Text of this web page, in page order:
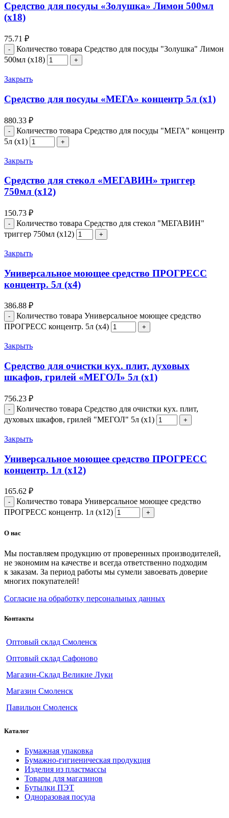
Средство для посуды «Золушка» Лимон 500мл
(х18)
75.71 ₽
Количество товара Средство для посуды "Золушка" Лимон
500мл (х18)
Закрыть
Средство для посуды «МЕГА» концентр 5л (х1)
880.33 ₽
Количество товара Средство для посуды "МЕГА" концентр
5л (х1)
Закрыть
Средство для стекол «МЕГАВИН» триггер
750мл (х12)
150.73 ₽
Количество товара Средство для стекол "МЕГАВИН"
триггер 750мл (х12)
Закрыть
Универсальное моющее средство ПРОГРЕСС
концентр. 5л (х4)
386.88 ₽
Количество товара Универсальное моющее средство
ПРОГРЕСС концентр. 5л (х4)
Закрыть
Средство для очистки кух. плит, духовых
шкафов, грилей «МЕГОЛ» 5л (х1)
756.23 ₽
Количество товара Средство для очистки кух. плит,
духовых шкафов, грилей "МЕГОЛ" 5л (х1)
Закрыть
Универсальное моющее средство ПРОГРЕСС
концентр. 1л (х12)
165.62 ₽
Количество товара Универсальное моющее средство
ПРОГРЕСС концентр. 1л (х12)
О нас
Мы поставляем продукцию от проверенных производителей,
не экономим на качестве и всегда ответственно подходим
к заказам. За период работы мы сумели завоевать доверие
многих покупателей!
Согласие на обработку персональных данных
Контакты
Оптовый склад Смоленск
Оптовый склад Сафоново
Магазин-Склад Великие Луки
Магазин Смоленск
Павильон Смоленск
Каталог
Бумажная упаковка
Бумажно-гигиеническая продукция
Изделия из пластмассы
Товары для магазинов
Бутылки ПЭТ
Одноразовая посуда